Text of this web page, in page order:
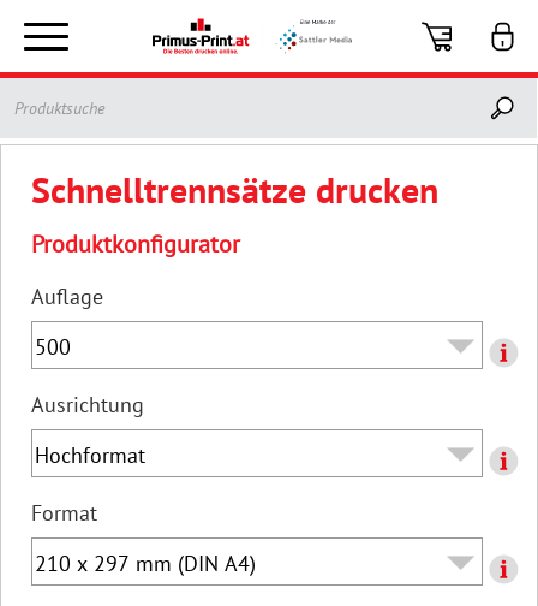
Toggle
navigation
Schnelltrennsätze drucken
Produktkonfigurator
Auflage
Ausrichtung
Format